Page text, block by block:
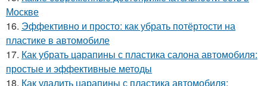
Москве
16. Эффективно и просто: как убрать потёртости на
пластике в автомобиле
17. Как убрать царапины с пластика салона автомобиля:
простые и эффективные методы
18. Как удалить царапины с пластика автомобиля: